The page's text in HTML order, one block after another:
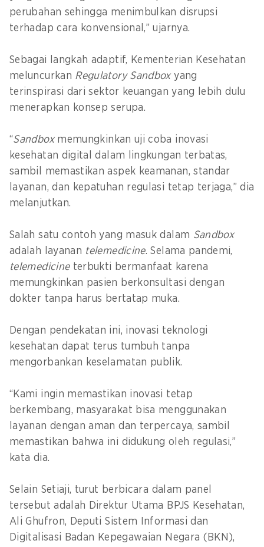
perubahan sehingga menimbulkan disrupsi
terhadap cara konvensional,” ujarnya.
Sebagai langkah adaptif, Kementerian Kesehatan
meluncurkan Regulatory Sandboxyang
terinspirasi dari sektor keuangan yang lebih dulu
menerapkan konsep serupa.
“Sandbox memungkinkan uji coba inovasi
kesehatan digital dalam lingkungan terbatas,
sambil memastikan aspek keamanan, standar
layanan, dan kepatuhan regulasi tetap terjaga,” dia
melanjutkan.
Salah satu contoh yang masuk dalam Sandbox
adalah layanan telemedicine. Selama pandemi,
telemedicine terbukti bermanfaat karena
memungkinkan pasien berkonsultasi dengan
dokter tanpa harus bertatap muka.
Dengan pendekatan ini, inovasi teknologi
kesehatan dapat terus tumbuh tanpa
mengorbankan keselamatan publik.
“Kami ingin memastikan inovasi tetap
berkembang, masyarakat bisa menggunakan
layanan dengan aman dan terpercaya, sambil
memastikan bahwa ini didukung oleh regulasi,”
kata dia.
Selain Setiaji, turut berbicara dalam panel
tersebut adalah Direktur Utama BPJS Kesehatan,
Ali Ghufron, Deputi Sistem Informasi dan
Digitalisasi Badan Kepegawaian Negara (BKN),